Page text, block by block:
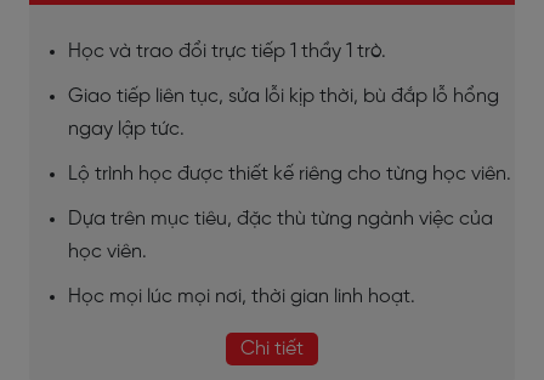
Học và trao đổi trực tiếp 1 thầy 1 trò.
Giao tiếp liên tục, sửa lỗi kịp thời, bù đắp lỗ hổng
ngay lập tức.
Lộ trình học được thiết kế riêng cho từng học viên.
Dựa trên mục tiêu, đặc thù từng ngành việc của
học viên.
Học mọi lúc mọi nơi, thời gian linh hoạt.
Chi tiết